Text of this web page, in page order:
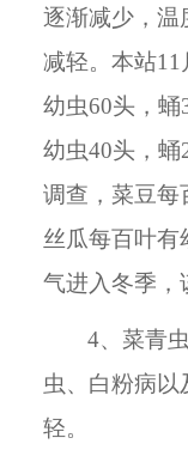
逐渐减少，温
减轻。本站
幼虫60头，
幼虫40头，蛹
调查，菜豆每
丝瓜每百叶有
气进入冬季，
4、菜青
虫、白粉病
轻。